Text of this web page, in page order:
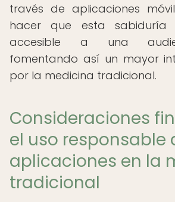
través de aplicaciones
hacer que esta sabiduría
accesible a una
fomentando así un mayor
por la medicina tradicional.
Consideraciones
el uso responsable
aplicaciones en la
tradicional